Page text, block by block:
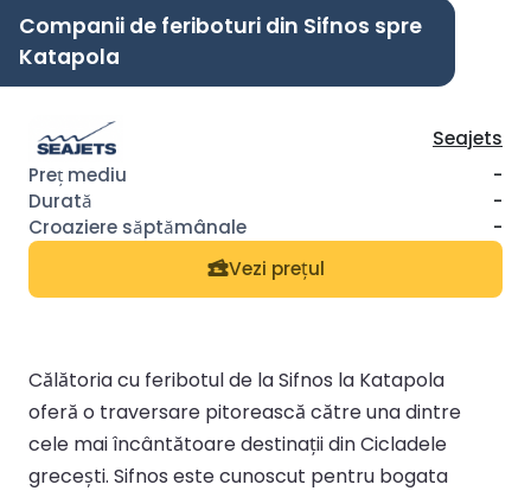
Companii de feriboturi din Sifnos spre
Katapola
Seajets
-
-
-
Vezi prețul
Călătoria cu feribotul de la Sifnos la Katapola
oferă o traversare pitorească către una dintre
cele mai încântătoare destinații din Cicladele
grecești. Sifnos este cunoscut pentru bogata